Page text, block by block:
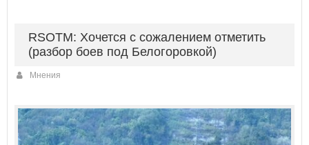
RSOTM: Хочется с сожалением отметить
(разбор боев под Белогоровкой)
Мнения